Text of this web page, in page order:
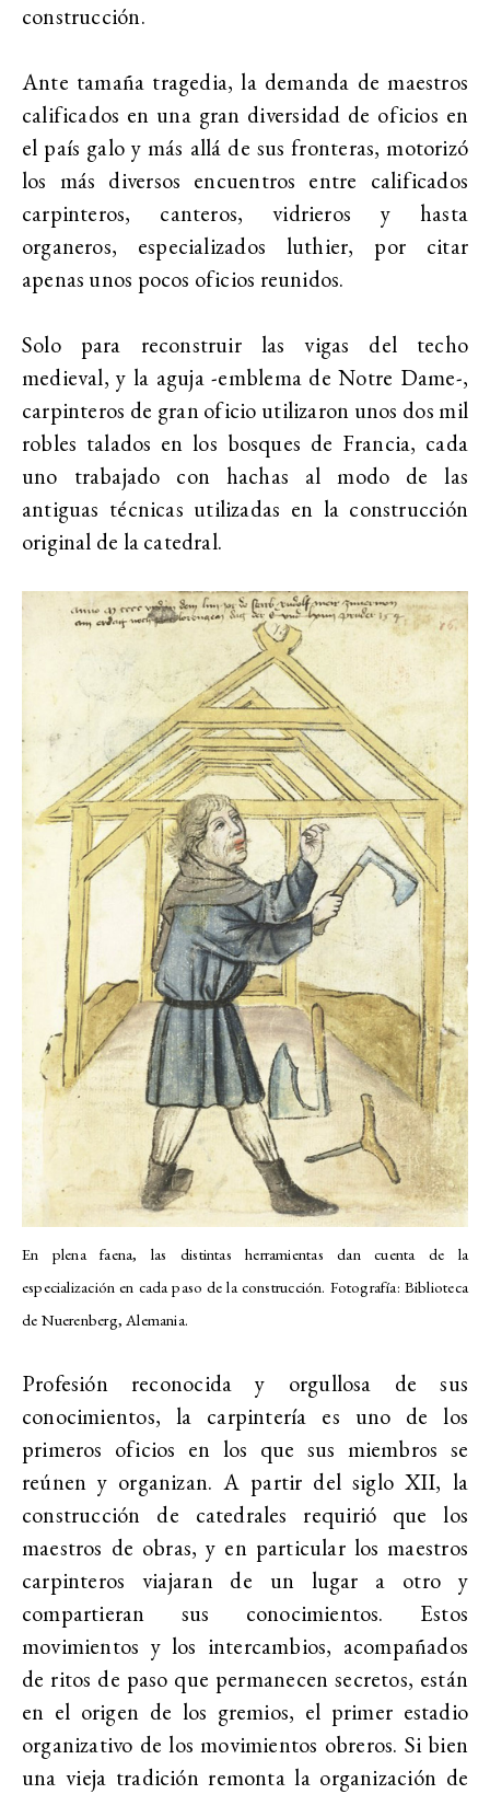
construcción.
Ante tamaña tragedia, la demanda de maestros
calificados en una gran diversidad de oficios en
el país galo y más allá de sus fronteras, motorizó
los más diversos encuentros entre calificados
carpinteros, canteros, vidrieros y hasta
organeros, especializados luthier, por citar
apenas unos pocos oficios reunidos.
Solo para reconstruir las vigas del techo
medieval, y la aguja -emblema de Notre Dame-,
carpinteros de gran oficio utilizaron unos dos mil
robles talados en los bosques de Francia, cada
uno trabajado con hachas al modo de las
antiguas técnicas utilizadas en la construcción
original de la catedral.
En plena faena, las distintas herramientas dan cuenta de la
especialización en cada paso de la construcción. Fotografía: Biblioteca
de Nuerenberg, Alemania.
Profesión reconocida y orgullosa de sus
conocimientos, la carpintería es uno de los
primeros oficios en los que sus miembros se
reúnen y organizan. A partir del siglo XII, la
construcción de catedrales requirió que los
maestros de obras, y en particular los maestros
carpinteros viajaran de un lugar a otro y
compartieran sus conocimientos. Estos
movimientos y los intercambios, acompañados
de ritos de paso que permanecen secretos, están
en el origen de los gremios, el primer estadio
organizativo de los movimientos obreros. Si bien
una vieja tradición remonta la organización de